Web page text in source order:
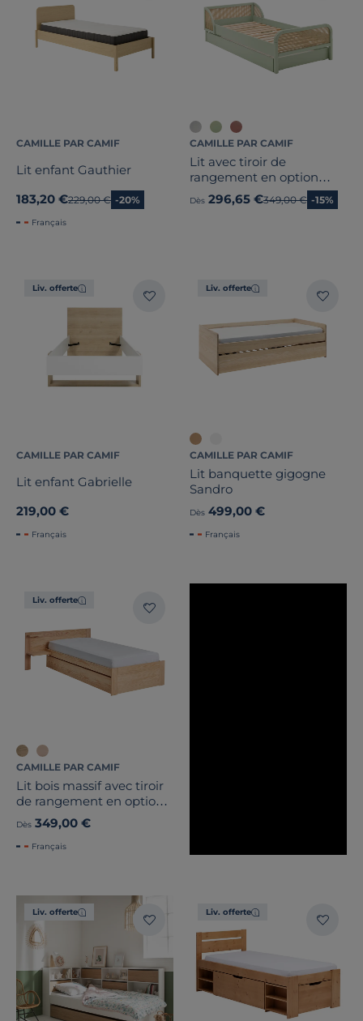
CAMILLE PAR CAMIF
Lit enfant Gauthier
183,20 €Ancien prix
229,00 € -20%
Français
CAMILLE PAR CAMIF
Lit avec tiroir de
rangement en option
Sam
Dès 296,65 €Ancien prix
349,00 € -15%
Liv. offerte
CAMILLE PAR CAMIF
Lit enfant Gabrielle
219,00 €
Français
Liv. offerte
CAMILLE PAR CAMIF
Lit banquette gigogne
Sandro
Dès 499,00 €
Français
Liv. offerte
CAMILLE PAR CAMIF
Lit bois massif avec tiroir
de rangement en option
Etienne
Dès 349,00 €
Français
Liv. offerte Liv. offerte
Bois massif
Dimension
Largeur
Profondeur
Vendu avec sommier
Marque
Stock
Certifications et labels
Pays de fabrication